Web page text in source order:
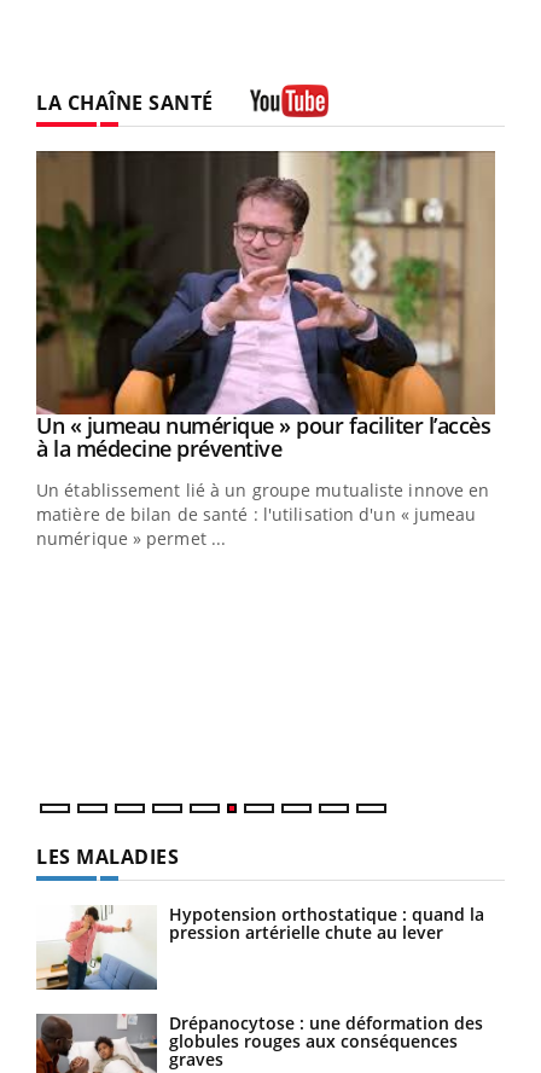
LA CHAÎNE SANTÉ
Youtube
Un « jumeau numérique » pour faciliter l’accès
à la médecine préventiveYoutube
Un établissement lié à un groupe mutualiste innove en
matière de bilan de santé : l'utilisation d'un « jumeau
numérique » permet ...
LES MALADIES
Hypotension orthostatique : quand la
pression artérielle chute au lever
Drépanocytose : une déformation des
globules rouges aux conséquences
graves